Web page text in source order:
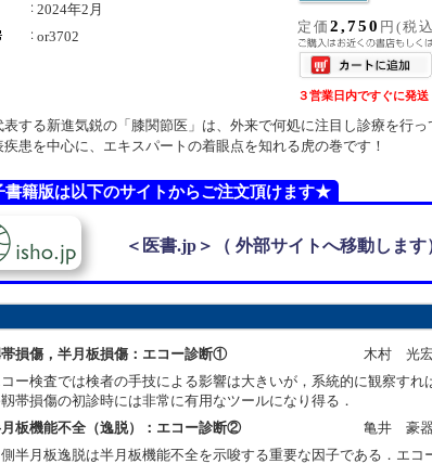
2024年2月
or3702
定価 2,750 円(税
３営業日内ですぐに発送
表する新進気鋭の「膝関節医」は、外来で何処に注目し診療を行っ
疾患を中心に、エキスパートの着眼点を知れる虎の巻です！
籍版は以下のサイトからご注文頂けます★
＜医書.jp＞（ 外部サイトへ移動します
損傷，半月板損傷：エコー診断①
木村 光
ー検査では検者の手技による影響は大きいが，系統的に観察すれ
帯損傷の初診時には非常に有用なツールになり得る．
板機能不全（逸脱）：エコー診断②
亀井 豪
半月板逸脱は半月板機能不全を示唆する重要な因子である．エコ